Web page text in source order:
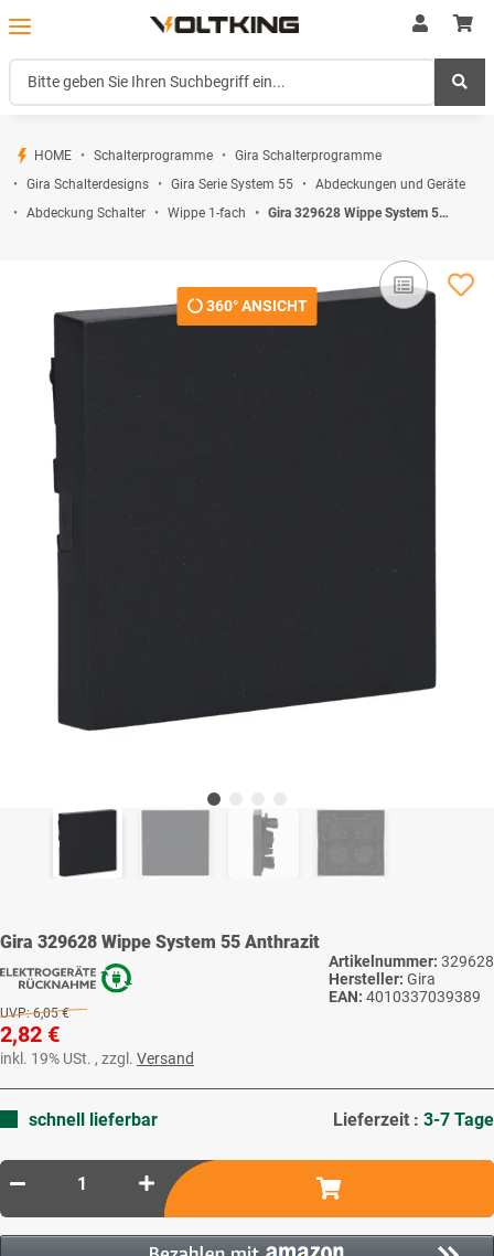
HOME Schalterprogramme
Gira Schalterprogramme
Gira Schalterdesigns
Gira Serie System 55
Abdeckungen und Geräte
Abdeckung Schalter
Wippe 1-fach Gira 329628 Wippe System 55 Anthrazit
360° ANSICHT
Gira 329628 Wippe System 55 Anthrazit
Artikelnummer: 329628
Hersteller: Gira
EAN: 4010337039389
UVP: 6,05 €
2,82 €
inkl. 19% USt. , zzgl. Versand
schnell lieferbar Lieferzeit : 3-7 Tage